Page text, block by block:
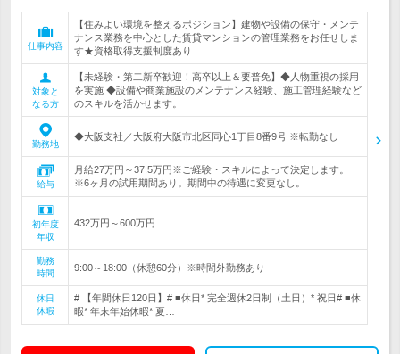
仕事内容
【住みよい環境を整えるポジション】建物や設備の保守・メンテ
ナンス業務を中心とした賃貸マンションの管理業務をお任せしま
す★資格取得支援制度あり
対象と
なる方
【未経験・第二新卒歓迎！高卒以上＆要普免】◆人物重視の採用
を実施 ◆設備や商業施設のメンテナンス経験、施工管理経験など
のスキルを活かせます。
勤務地
◆大阪支社／大阪府大阪市北区同心1丁目8番9号 ※転勤なし
給与
月給27万円～37.5万円※ご経験・スキルによって決定します。
※6ヶ月の試用期間あり。期間中の待遇に変更なし。
初年度
年収
432万円～600万円
勤務
時間
9:00～18:00（休憩60分）※時間外勤務あり
休日
休暇
# 【年間休日120日】# ■休日* 完全週休2日制（土日）* 祝日# ■休
暇* 年末年始休暇* 夏…